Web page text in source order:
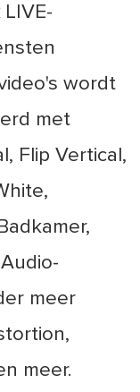
wordt
met
Flip Vertical,
meer
meer.